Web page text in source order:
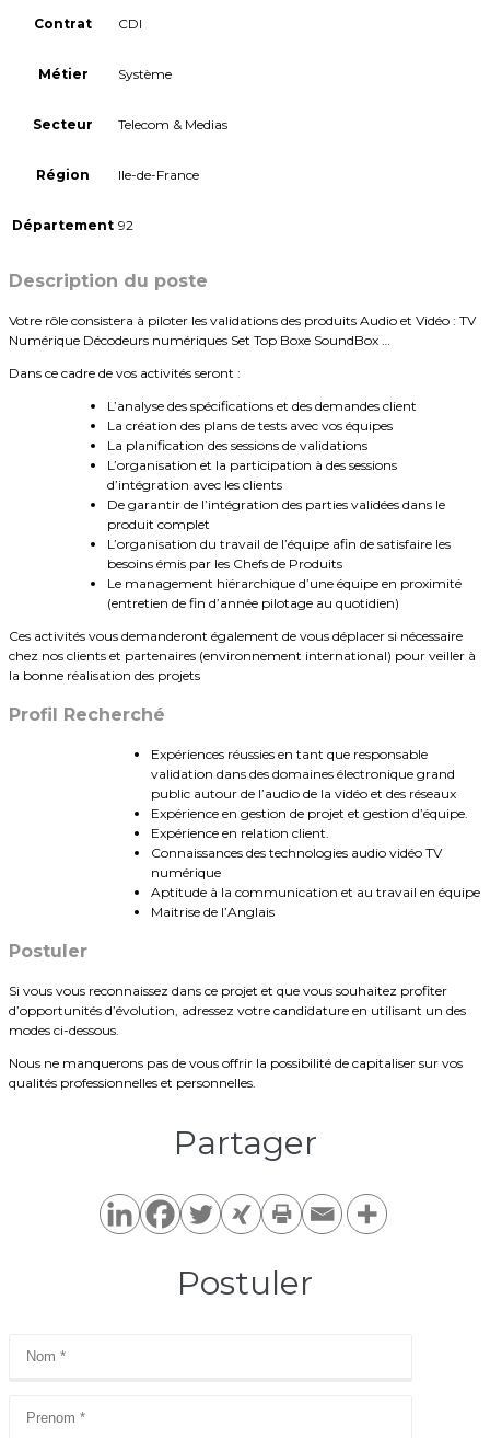
Contrat CDI
Métier Système
Secteur Telecom & Medias
Région Ile-de-France
Département 92
Description du poste
Votre rôle consistera à piloter les validations des produits Audio et Vidéo : TV
Numérique Décodeurs numériques Set Top Boxe SoundBox …
Dans ce cadre de vos activités seront :
L’analyse des spécifications et des demandes client
La création des plans de tests avec vos équipes
La planification des sessions de validations
L’organisation et la participation à des sessions
d’intégration avec les clients
De garantir de l’intégration des parties validées dans le
produit complet
L’organisation du travail de l’équipe afin de satisfaire les
besoins émis par les Chefs de Produits
Le management hiérarchique d’une équipe en proximité
(entretien de fin d’année pilotage au quotidien)
Ces activités vous demanderont également de vous déplacer si nécessaire
chez nos clients et partenaires (environnement international) pour veiller à
la bonne réalisation des projets
Profil Recherché
Expériences réussies en tant que responsable
validation dans des domaines électronique grand
public autour de l’audio de la vidéo et des réseaux
Expérience en gestion de projet et gestion d’équipe.
Expérience en relation client.
Connaissances des technologies audio vidéo TV
numérique
Aptitude à la communication et au travail en équipe
Maitrise de l’Anglais
Postuler
Si vous vous reconnaissez dans ce projet et que vous souhaitez profiter
d’opportunités d’évolution, adressez votre candidature en utilisant un des
modes ci-dessous.
Nous ne manquerons pas de vous offrir la possibilité de capitaliser sur vos
qualités professionnelles et personnelles.
Partager​
Postuler​